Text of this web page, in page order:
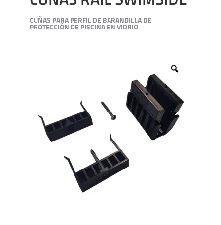
CUÑAS PARA PERFIL DE BARANDILLA DE
PROTECCIÓN DE PISCINA EN VIDRIO